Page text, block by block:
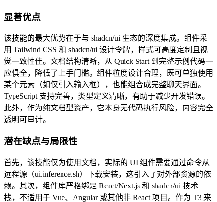
显著优点
该技能的最大优势在于与 shadcn/ui 生态的深度集成。组件采
用 Tailwind CSS 和 shadcn/ui 设计令牌，样式可高度定制且视
觉一致性佳。文档结构清晰，从 Quick Start 到完整示例代码一
应俱全，降低了上手门槛。组件粒度设计合理，既可单独使用
某个元素（如仅引入输入框），也能组合成完整聊天界面。
TypeScript 支持完善，类型定义清晰，有助于减少开发错误。
此外，作为纯文档型资产，它本身无代码执行风险，内容完全
透明可审计。
潜在缺点与局限性
首先，该技能仅为使用文档，实际的 UI 组件需要通过命令从
远程源（ui.inference.sh）下载安装，这引入了对外部资源的依
赖。其次，组件库严格绑定 React/Next.js 和 shadcn/ui 技术
栈，不适用于 Vue、Angular 或其他非 React 项目。作为 T3 来